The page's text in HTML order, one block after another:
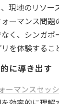
現地のリソー
ーマンス問題
く、シンガポ
を体験するこ
に導き出す
ーマンスセッ